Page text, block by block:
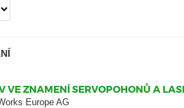
VE ZNAMENÍ SERVOPOHONŮ A
Europe AG